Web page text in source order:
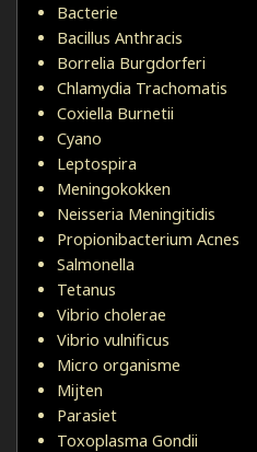
Bacterie
Bacillus Anthracis
Borrelia Burgdorferi
Chlamydia Trachomatis
Coxiella Burnetii
Cyano
Leptospira
Meningokokken
Neisseria Meningitidis
Propionibacterium Acnes
Salmonella
Tetanus
Vibrio cholerae
Vibrio vulnificus
Micro organisme
Mijten
Parasiet
Toxoplasma Gondii